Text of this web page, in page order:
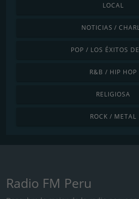
LOCAL
NOTICIAS /
POP / LOS ÉXITOS
R&B / HIP HOP
RELIGIOSA
ROCK / METAL
Radio FM Peru